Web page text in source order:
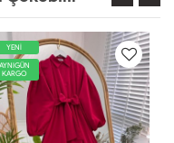
AYNIGÜN
KARGO